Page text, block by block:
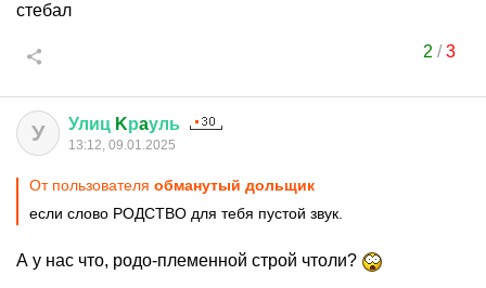
стебал
2 /3
У Улиц Kрaуль
13:12, 09.01.2025
От пользователя обманутый дольщик
если слово РОДСТВО для тебя пустой звук.
А у нас что, родо-племенной строй чтоли?